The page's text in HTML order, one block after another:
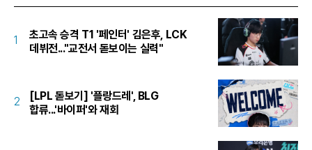
1
초고속 승격 T1 '페인터' 김은후, LCK
데뷔전..."교전서 돋보이는 실력"
2
[LPL 돋보기] '플랑드레', BLG
합류...'바이퍼'와 재회